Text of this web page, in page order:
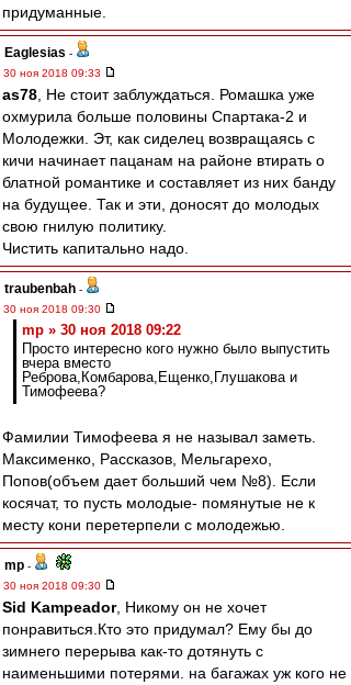
придуманные.
Eaglesias -
30 ноя 2018 09:33
as78 , Не стоит заблуждаться. Ромашка уже
охмурила больше половины Спартака-2 и
Молодежки. Эт, как сиделец возвращаясь с
кичи начинает пацанам на районе втирать о
блатной романтике и составляет из них банду
на будущее. Так и эти, доносят до молодых
свою гнилую политику.
Чистить капитально надо.
traubenbah -
30 ноя 2018 09:30
mp » 30 ноя 2018 09:22
Просто интересно кого нужно было выпустить
вчера вместо
Реброва,Комбарова,Ещенко,Глушакова и
Тимофеева?
Фамилии Тимофеева я не называл заметь.
Максименко, Рассказов, Мельгарехо,
Попов(объем дает больший чем №8). Если
косячат, то пусть молодые- помянутые не к
месту кони перетерпели с молодежью.
mp -
30 ноя 2018 09:30
Sid Kampeador, Никому он не хочет
понравиться.Кто это придумал? Ему бы до
зимнего перерыва как-то дотянуть с
наименьшими потерями. на багажах уж кого не